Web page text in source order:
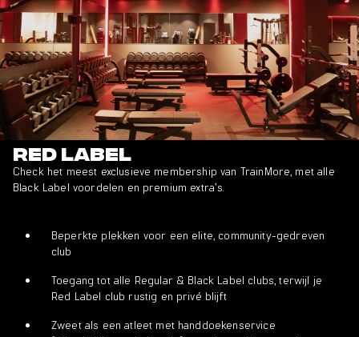
Red Label
Check het meest exclusieve membership van TrainMore, met alle
Black Label voordelen en premium extra’s.
Beperkte plekken voor een elite, community-gedreven
club
Toegang tot alle Regular & Black Label clubs, terwijl je
Red Label club rustig en privé blijft
Zweet als een atleet met handdoekenservice